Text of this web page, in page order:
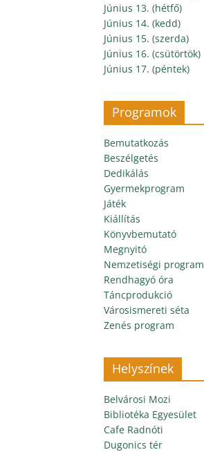
Június 13. (hétfő)
Június 14. (kedd)
Június 15. (szerda)
Június 16. (csütörtök)
Június 17. (péntek)
Programok
Bemutatkozás
Beszélgetés
Dedikálás
Gyermekprogram
Játék
Kiállítás
Könyvbemutató
Megnyitó
Nemzetiségi program
Rendhagyó óra
Táncprodukció
Városismereti séta
Zenés program
Helyszínek
Belvárosi Mozi
Bibliotéka Egyesület
Cafe Radnóti
Dugonics tér